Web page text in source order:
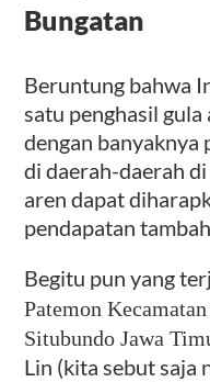
Bungatan
Beruntung bahwa
satu penghasil
dengan banyaknya
di daerah-daerah
aren dapat
pendapatan
Begitu pun yang
Patemon
Situbundo Jawa
Lin (kita sebut saja